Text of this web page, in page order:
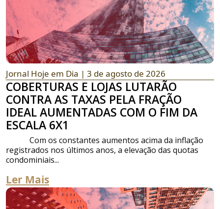
Jornal Hoje em Dia | 3 de agosto de 2026
COBERTURAS E LOJAS LUTARÃO
CONTRA AS TAXAS PELA FRAÇÃO
IDEAL AUMENTADAS COM O FIM DA
ESCALA 6X1
Com os constantes aumentos acima da inflação
registrados nos últimos anos, a elevação das quotas
condominiais...
Ler Mais